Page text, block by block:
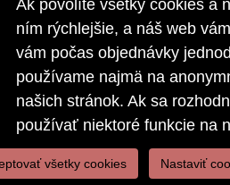
Ak povolíte všetky cookies a
ním rýchlejšie, a náš web
vám počas objednávky
používame najmä na
našich stránok. Ak sa
používať niektoré funkcie na
všetky cookies Nastaviť